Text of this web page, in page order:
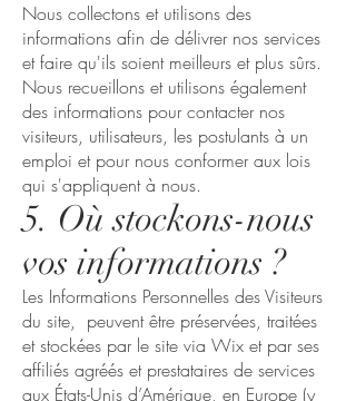
Nous collectons et utilisons des
informations afin de délivrer nos services
et faire qu'ils soient meilleurs et plus sûrs.
Nous recueillons et utilisons également
des informations pour contacter nos
visiteurs, utilisateurs, les postulants à un
emploi et pour nous conformer aux lois
qui s'appliquent à nous.
5. Où stockons-nous
vos informations ?
Les Informations Personnelles des Visiteurs
du site, peuvent être préservées, traitées
et stockées par le site via Wix et par ses
affiliés agréés et prestataires de services
aux États-Unis d’Amérique, en Europe (y